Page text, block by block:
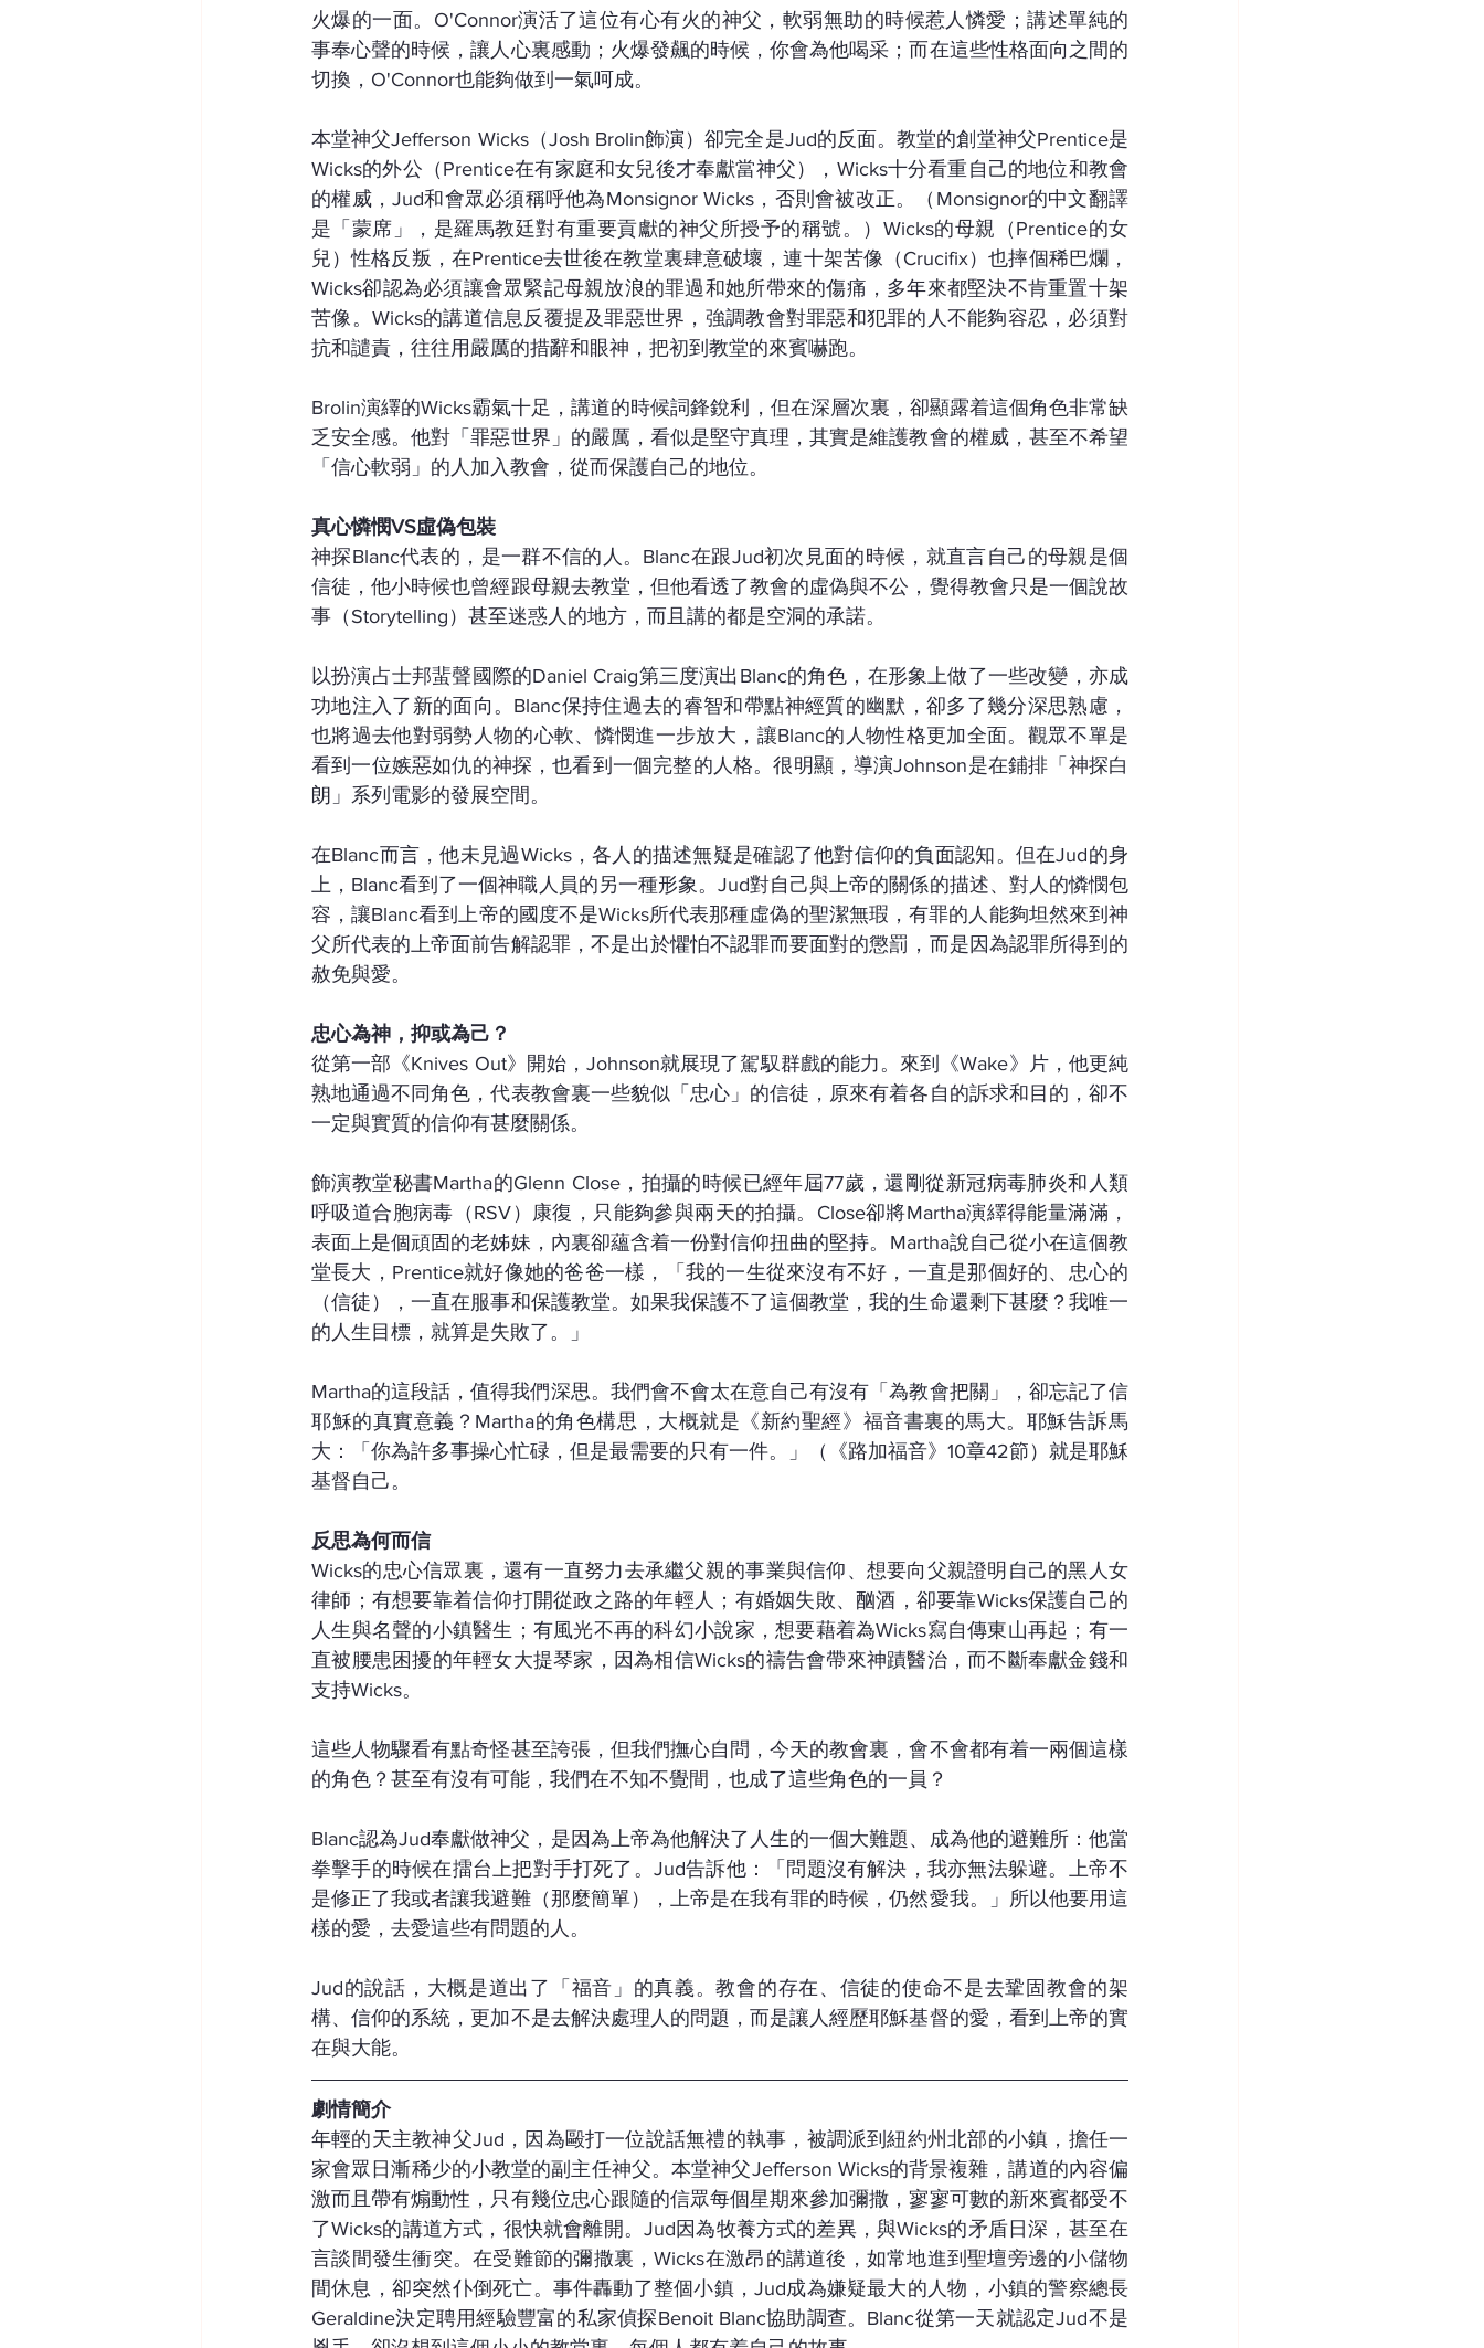
火爆的一面。O'Connor演活了這位有心有火的神父，軟弱無助的時候惹人憐愛；講述單純的
事奉心聲的時候，讓人心裏感動；火爆發飆的時候，你會為他喝采；而在這些性格面向之間的
切換，O'Connor也能夠做到一氣呵成。
本堂神父Jefferson Wicks（Josh Brolin飾演）卻完全是Jud的反面。教堂的創堂神父Prentice是
Wicks的外公（Prentice在有家庭和女兒後才奉獻當神父），Wicks十分看重自己的地位和教會
的權威，Jud和會眾必須稱呼他為Monsignor Wicks，否則會被改正。（Monsignor的中文翻譯
是「蒙席」，是羅馬教廷對有重要貢獻的神父所授予的稱號。）Wicks的母親（Prentice的女
兒）性格反叛，在Prentice去世後在教堂裏肆意破壞，連十架苦像（Crucifix）也摔個稀巴爛，
Wicks卻認為必須讓會眾緊記母親放浪的罪過和她所帶來的傷痛，多年來都堅決不肯重置十架
苦像。Wicks的講道信息反覆提及罪惡世界，強調教會對罪惡和犯罪的人不能夠容忍，必須對
抗和譴責，往往用嚴厲的措辭和眼神，把初到教堂的來賓嚇跑。
Brolin演繹的Wicks霸氣十足，講道的時候詞鋒銳利，但在深層次裏，卻顯露着這個角色非常缺
乏安全感。他對「罪惡世界」的嚴厲，看似是堅守真理，其實是維護教會的權威，甚至不希望
「信心軟弱」的人加入教會，從而保護自己的地位。
真心憐憫VS虛偽包裝
神探Blanc代表的，是一群不信的人。Blanc在跟Jud初次見面的時候，就直言自己的母親是個
信徒，他小時候也曾經跟母親去教堂，但他看透了教會的虛偽與不公，覺得教會只是一個說故
事（Storytelling）甚至迷惑人的地方，而且講的都是空洞的承諾。
以扮演占士邦蜚聲國際的Daniel Craig第三度演出Blanc的角色，在形象上做了一些改變，亦成
功地注入了新的面向。Blanc保持住過去的睿智和帶點神經質的幽默，卻多了幾分深思熟慮，
也將過去他對弱勢人物的心軟、憐憫進一步放大，讓Blanc的人物性格更加全面。觀眾不單是
看到一位嫉惡如仇的神探，也看到一個完整的人格。很明顯，導演Johnson是在鋪排「神探白
朗」系列電影的發展空間。
在Blanc而言，他未見過Wicks，各人的描述無疑是確認了他對信仰的負面認知。但在Jud的身
上，Blanc看到了一個神職人員的另一種形象。Jud對自己與上帝的關係的描述、對人的憐憫包
容，讓Blanc看到上帝的國度不是Wicks所代表那種虛偽的聖潔無瑕，有罪的人能夠坦然來到神
父所代表的上帝面前告解認罪，不是出於懼怕不認罪而要面對的懲罰，而是因為認罪所得到的
赦免與愛。
忠心為神，抑或為己？
從第一部《Knives Out》開始，Johnson就展現了駕馭群戲的能力。來到《Wake》片，他更純
熟地通過不同角色，代表教會裏一些貌似「忠心」的信徒，原來有着各自的訴求和目的，卻不
一定與實質的信仰有甚麼關係。
飾演教堂秘書Martha的Glenn Close，拍攝的時候已經年屆77歲，還剛從新冠病毒肺炎和人類
呼吸道合胞病毒（RSV）康復，只能夠參與兩天的拍攝。Close卻將Martha演繹得能量滿滿，
表面上是個頑固的老姊妹，內裏卻蘊含着一份對信仰扭曲的堅持。Martha說自己從小在這個教
堂長大，Prentice就好像她的爸爸一樣，「我的一生從來沒有不好，一直是那個好的、忠心的
（信徒），一直在服事和保護教堂。如果我保護不了這個教堂，我的生命還剩下甚麼？我唯一
的人生目標，就算是失敗了。」
Martha的這段話，值得我們深思。我們會不會太在意自己有沒有「為教會把關」，卻忘記了信
耶穌的真實意義？Martha的角色構思，大概就是《新約聖經》福音書裏的馬大。耶穌告訴馬
大：「你為許多事操心忙碌，但是最需要的只有一件。」（《路加福音》10章42節）就是耶穌
基督自己。
反思為何而信
Wicks的忠心信眾裏，還有一直努力去承繼父親的事業與信仰、想要向父親證明自己的黑人女
律師；有想要靠着信仰打開從政之路的年輕人；有婚姻失敗、酗酒，卻要靠Wicks保護自己的
人生與名聲的小鎮醫生；有風光不再的科幻小說家，想要藉着為Wicks寫自傳東山再起；有一
直被腰患困擾的年輕女大提琴家，因為相信Wicks的禱告會帶來神蹟醫治，而不斷奉獻金錢和
支持Wicks。
這些人物驟看有點奇怪甚至誇張，但我們撫心自問，今天的教會裏，會不會都有着一兩個這樣
的角色？甚至有沒有可能，我們在不知不覺間，也成了這些角色的一員？
Blanc認為Jud奉獻做神父，是因為上帝為他解決了人生的一個大難題、成為他的避難所：他當
拳擊手的時候在擂台上把對手打死了。Jud告訴他：「問題沒有解決，我亦無法躲避。上帝不
是修正了我或者讓我避難（那麼簡單），上帝是在我有罪的時候，仍然愛我。」所以他要用這
樣的愛，去愛這些有問題的人。
Jud的說話，大概是道出了「福音」的真義。教會的存在、信徒的使命不是去鞏固教會的架
構、信仰的系統，更加不是去解決處理人的問題，而是讓人經歷耶穌基督的愛，看到上帝的實
在與大能。
劇情簡介
年輕的天主教神父Jud，因為毆打一位說話無禮的執事，被調派到紐約州北部的小鎮，擔任一
家會眾日漸稀少的小教堂的副主任神父。本堂神父Jefferson Wicks的背景複雜，講道的內容偏
激而且帶有煽動性，只有幾位忠心跟隨的信眾每個星期來參加彌撒，寥寥可數的新來賓都受不
了Wicks的講道方式，很快就會離開。Jud因為牧養方式的差異，與Wicks的矛盾日深，甚至在
言談間發生衝突。在受難節的彌撒裏，Wicks在激昂的講道後，如常地進到聖壇旁邊的小儲物
間休息，卻突然仆倒死亡。事件轟動了整個小鎮，Jud成為嫌疑最大的人物，小鎮的警察總長
Geraldine決定聘用經驗豐富的私家偵探Benoit Blanc協助調查。Blanc從第一天就認定Jud不是